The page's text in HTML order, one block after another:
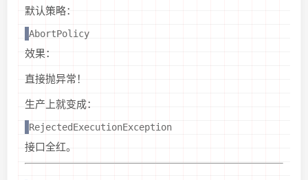
默认策略：
AbortPolicy
效果：
直接抛异常！
生产上就变成：
RejectedExecutionException
接口全红。